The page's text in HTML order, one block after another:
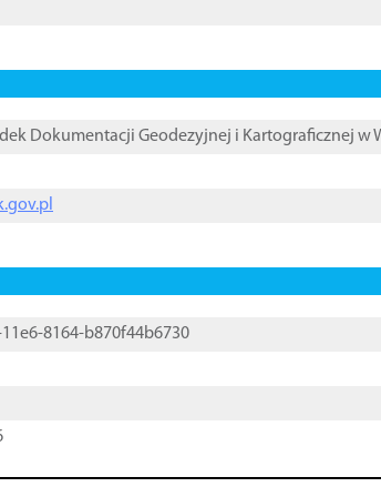
Dokumentacji Geodezyjnej i Kartograficznej w
8164-b870f44b6730